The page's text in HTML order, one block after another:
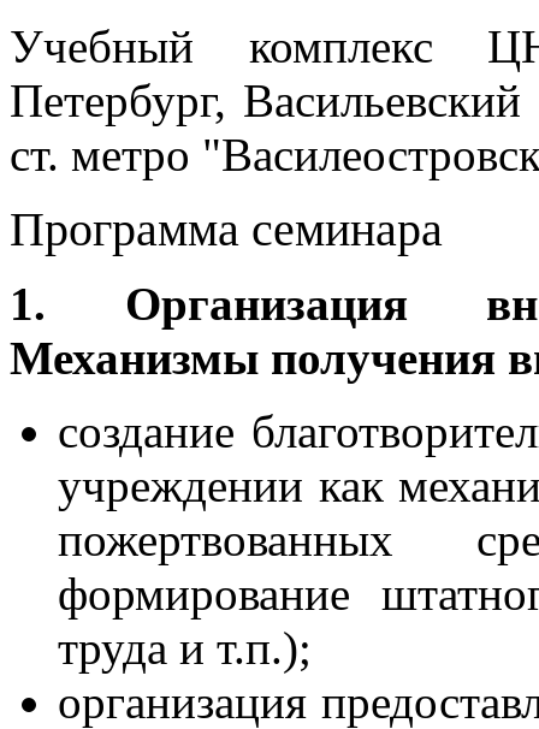
Учебный комплекс
Петербург,
ст. метро
Программа семинара
1. Организация
Механизмы получения
создание
учреждении как
пожертвованных
формирование
труда и т.п.);
организация